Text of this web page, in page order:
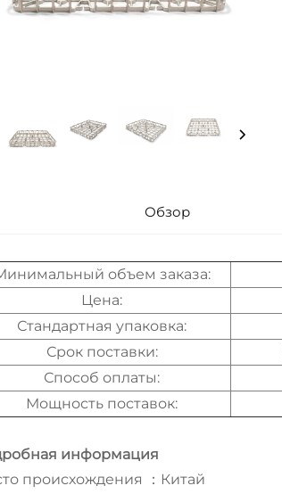
Обзор
объем заказа:
Цена:
Стандартная упаковка:
Срок поставки:
Способ оплаты:
Мощность поставок:
информация
происхождения
： Китай